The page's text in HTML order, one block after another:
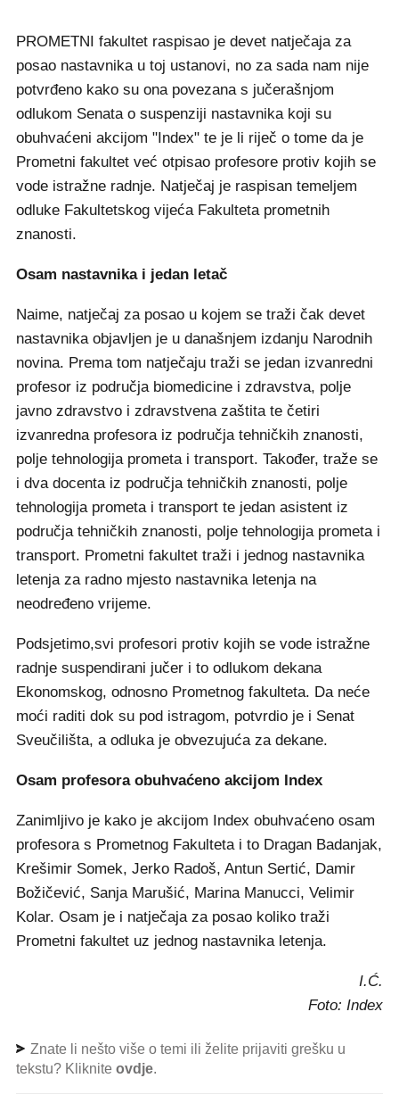
PROMETNI fakultet raspisao je devet natječaja za
posao nastavnika u toj ustanovi, no za sada nam nije
potvrđeno kako su ona povezana s jučerašnjom
odlukom Senata o suspenziji nastavnika koji su
obuhvaćeni akcijom "Index" te je li riječ o tome da je
Prometni fakultet već otpisao profesore protiv kojih se
vode istražne radnje. Natječaj je raspisan temeljem
odluke Fakultetskog vijeća Fakulteta prometnih
znanosti.
Osam nastavnika i jedan letač
Naime, natječaj za posao u kojem se traži čak devet
nastavnika objavljen je u današnjem izdanju Narodnih
novina. Prema tom natječaju traži se jedan izvanredni
profesor iz područja biomedicine i zdravstva, polje
javno zdravstvo i zdravstvena zaštita te četiri
izvanredna profesora iz područja tehničkih znanosti,
polje tehnologija prometa i transport. Također, traže se
i dva docenta iz područja tehničkih znanosti, polje
tehnologija prometa i transport te jedan asistent iz
područja tehničkih znanosti, polje tehnologija prometa i
transport. Prometni fakultet traži i jednog nastavnika
letenja za radno mjesto nastavnika letenja na
neodređeno vrijeme.
Podsjetimo,svi profesori protiv kojih se vode istražne
radnje suspendirani jučer i to odlukom dekana
Ekonomskog, odnosno Prometnog fakulteta. Da neće
moći raditi dok su pod istragom, potvrdio je i Senat
Sveučilišta, a odluka je obvezujuća za dekane.
Osam profesora obuhvaćeno akcijom Index
Zanimljivo je kako je akcijom Index obuhvaćeno osam
profesora s Prometnog Fakulteta i to Dragan Badanjak,
Krešimir Somek, Jerko Radoš, Antun Sertić, Damir
Božičević, Sanja Marušić, Marina Manucci, Velimir
Kolar. Osam je i natječaja za posao koliko traži
Prometni fakultet uz jednog nastavnika letenja.
I.Ć.
Foto: Index
Znate li nešto više o temi ili želite prijaviti grešku u
tekstu? Kliknite ovdje.